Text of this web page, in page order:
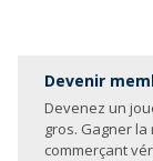
Devenir
Devenez un
gros. Gagner
commerçant